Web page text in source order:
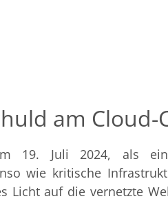
am Cloud-
19. Juli 2024, als ein
wie kritische
Licht auf die vernetzte